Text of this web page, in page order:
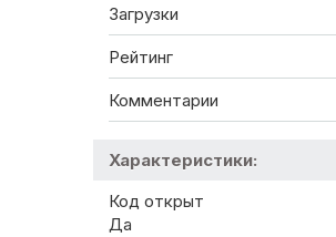
Загрузки
Рейтинг
Комментарии
Характеристики:
Код открыт
Да